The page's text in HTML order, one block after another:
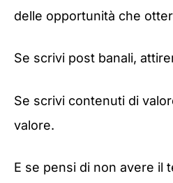
delle opportunità che
Se scrivi post banali,
Se scrivi contenuti di
valore.
E se pensi di non avere il